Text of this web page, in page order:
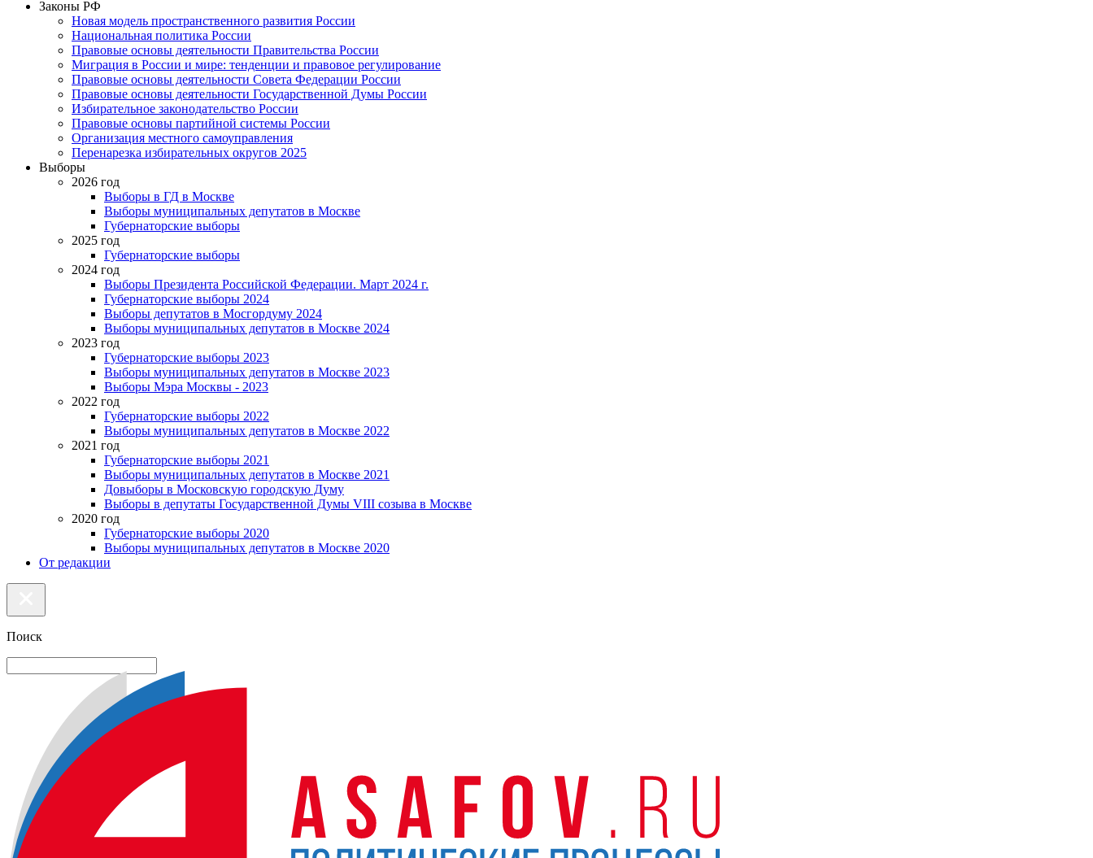
Законы РФ
Новая модель пространственного развития России
Национальная политика России
Правовые основы деятельности Правительства России
Миграция в России и мире: тенденции и правовое регулирование
Правовые основы деятельности Совета Федерации России
Правовые основы деятельности Государственной Думы России
Избирательное законодательство России
Правовые основы партийной системы России
Организация местного самоуправления
Перенарезка избирательных округов 2025
Выборы
2026 год
Выборы в ГД в Москве
Выборы муниципальных депутатов в Москве
Губернаторские выборы
2025 год
Губернаторские выборы
2024 год
Выборы Президента Российской Федерации. Март 2024 г.
Губернаторские выборы 2024
Выборы депутатов в Мосгордуму 2024
Выборы муниципальных депутатов в Москве 2024
2023 год
Губернаторские выборы 2023
Выборы муниципальных депутатов в Москве 2023
Выборы Мэра Москвы - 2023
2022 год
Губернаторские выборы 2022
Выборы муниципальных депутатов в Москве 2022
2021 год
Губернаторские выборы 2021
Выборы муниципальных депутатов в Москве 2021
Довыборы в Московскую городскую Думу
Выборы в депутаты Государственной Думы VIII созыва в Москве
2020 год
Губернаторские выборы 2020
Выборы муниципальных депутатов в Москве 2020
От редакции
Поиск